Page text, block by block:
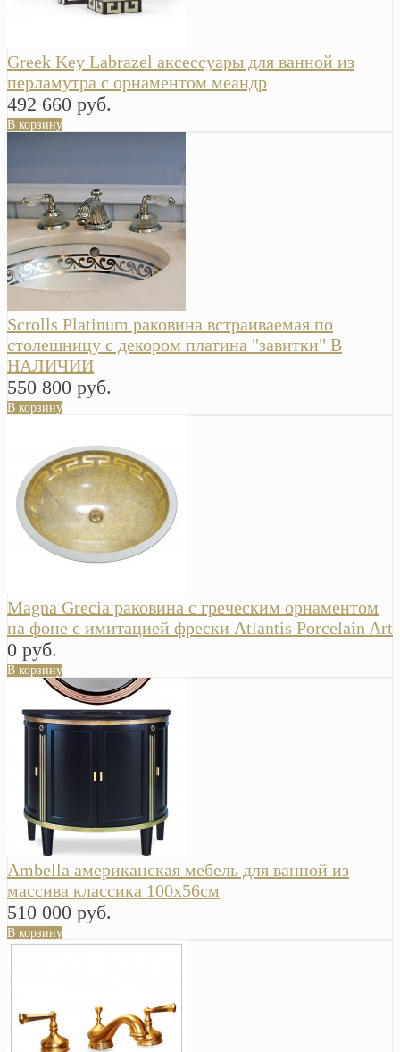
Greek Key Labrazel аксессуары для ванной из
перламутра с орнаментом меандр
492 660 руб.
В корзину
Scrolls Platinum раковина встраиваемая по
столешницу с декором платина "завитки" В
НАЛИЧИИ
550 800 руб.
В корзину
Magna Grecia раковина с греческим орнаментом
на фоне с имитацией фрески Atlantis Porcelain Art
0 руб.
В корзину
Ambella американская мебель для ванной из
массива классика 100х56см
510 000 руб.
В корзину